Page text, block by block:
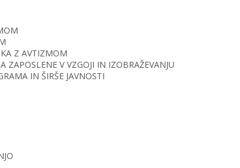
Z AVTIZMOM
V VZGOJI IN IZOBRAŽEVANJU
IN ŠIRŠE JAVNOSTI